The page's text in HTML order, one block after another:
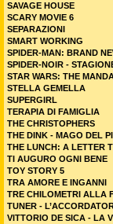
SAVAGE HOUSE
SCARY MOVIE 6
SEPARAZIONI
SMART WORKING
SPIDER-MAN: BRAND
SPIDER-NOIR -
STAR WARS: THE
STELLA GEMELLA
SUPERGIRL
TERAPIA DI FAMIGLIA
THE CHRISTOPHERS
THE DINK - MAGO DEL
THE LUNCH: A LETTER
TI AUGURO OGNI BENE
TOY STORY 5
TRA AMORE E INGANNI
TRE CHILOMETRI ALLA
TUNER -
VITTORIO DE SICA - LA